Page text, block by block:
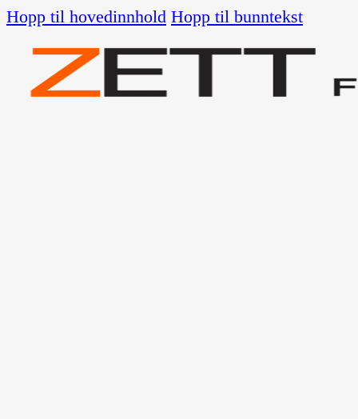
Hopp til hovedinnhold Hopp til bunntekst